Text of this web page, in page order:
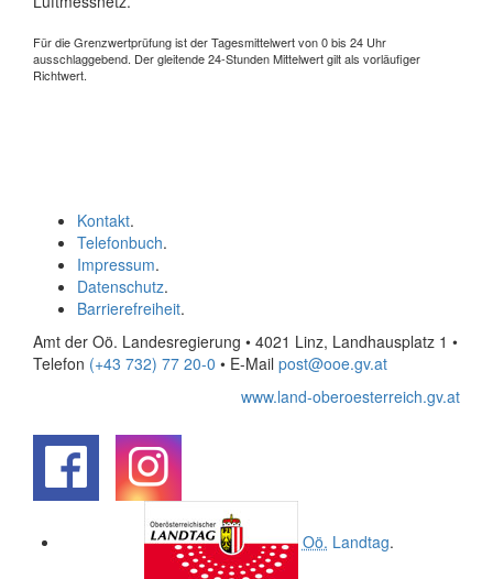
Für die Grenzwertprüfung ist der Tagesmittelwert von 0 bis 24 Uhr
ausschlaggebend. Der gleitende 24-Stunden Mittelwert gilt als vorläufiger
Richtwert.
Kontakt.
Telefonbuch.
Impressum.
Datenschutz.
Barrierefreiheit.
Amt der Oö. Landesregierung • 4021 Linz, Landhausplatz 1 •
Telefon (+43 732) 77 20-0 • E-Mail post@ooe.gv.at
www.land-oberoesterreich.gv.at
Oö. Landtag.